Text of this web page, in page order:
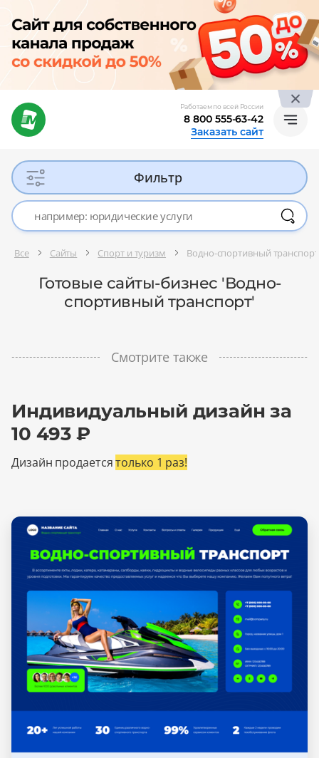
Работаем по всей России
8 800 555-63-42
Заказать сайт
Фильтр
Все Сайты Спорт и туризм Водно-спортивный транспорт
Готовые сайты-бизнес 'Водно-
спортивный транспорт'
Смотрите также
Индивидуальный дизайн за
10 493 ₽
Дизайн продаетсятолько 1 раз!